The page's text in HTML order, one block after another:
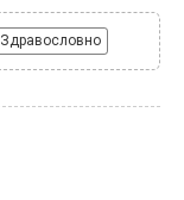
Здравословно